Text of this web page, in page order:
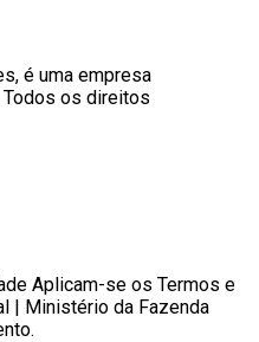
é uma empresa
os direitos
Aplicam-se os Termos e
| Ministério da Fazenda